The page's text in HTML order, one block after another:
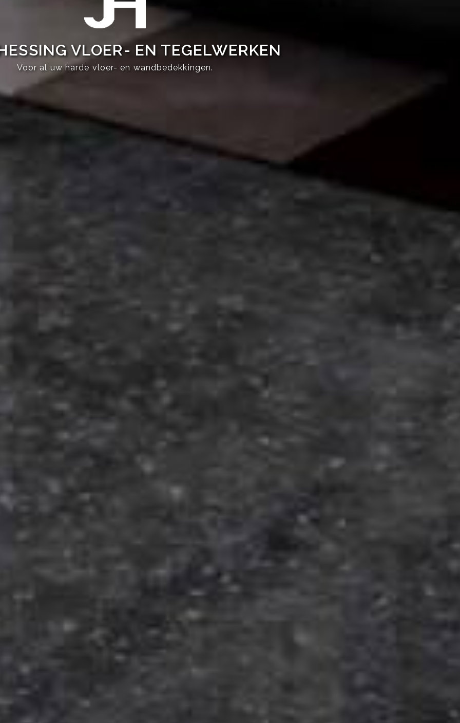
VLOER- EN TEGELWERKEN
Voor al uw harde vloer- en wandbedekkingen.